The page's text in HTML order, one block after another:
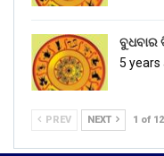
5 years
PREV NEXT 1 of 12